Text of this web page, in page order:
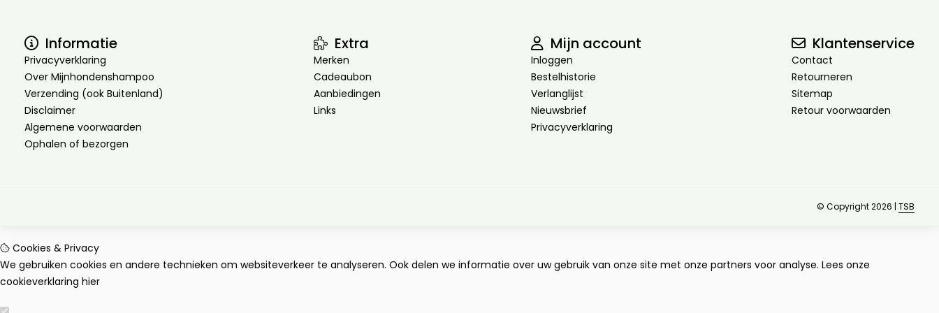
Informatie
Privacyverklaring
Over Mijnhondenshampoo
Verzending (ook Buitenland)
Disclaimer
Algemene voorwaarden
Ophalen of bezorgen
Extra
Merken
Cadeaubon
Aanbiedingen
Links
Mijn account
Inloggen
Bestelhistorie
Verlanglijst
Nieuwsbrief
Privacyverklaring
Klantenservice
Contact
Retourneren
Sitemap
Retour voorwaarden
© Copyright 2026 | TSB
Cookies & Privacy
We gebruiken cookies en andere technieken om websiteverkeer te analyseren. Ook delen we informatie over uw gebruik van onze site met onze partners voor analyse. Lees onze
cookieverklaring hier